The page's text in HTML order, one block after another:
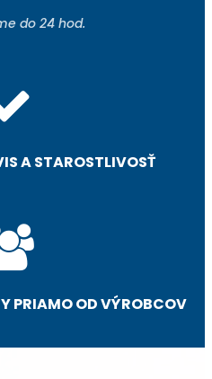
do 24 hod.
A STAROSTLIVOSŤ
PRIAMO OD VÝROBCOV